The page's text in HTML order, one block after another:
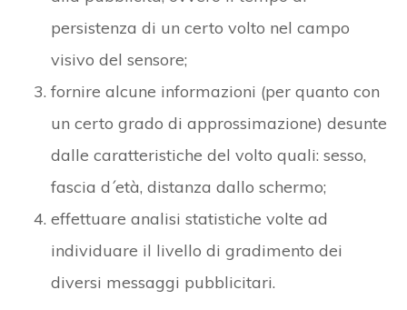
persistenza di un certo volto nel campo
visivo del sensore;
fornire alcune informazioni (per quanto con
un certo grado di approssimazione) desunte
dalle caratteristiche del volto quali: sesso,
fascia d´età, distanza dallo schermo;
effettuare analisi statistiche volte ad
individuare il livello di gradimento dei
diversi messaggi pubblicitari.